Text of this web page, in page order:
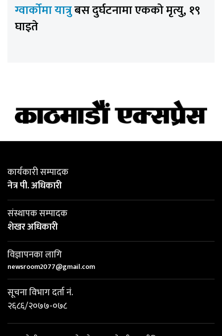
ग्वार्कोमा यात्रुबस दुर्घटनामा एकको मृत्यु, १९
घाइते
कार्यकारी सम्पादक
नेत्र पी. अधिकारी
संस्थापक सम्पादक
शेखर अधिकारी
विज्ञापनका लागि
newsroom2077@gmail.com
सूचना विभाग दर्ता नं.
२६८६/२०७७-०७८